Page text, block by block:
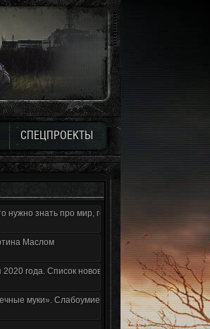
СПЕЦПРОЕКТЫ
нужно знать про мир, геймплей и сюжет | Разбор
Маслом
года. Список нововведений
муки». Слабоумие и отвага